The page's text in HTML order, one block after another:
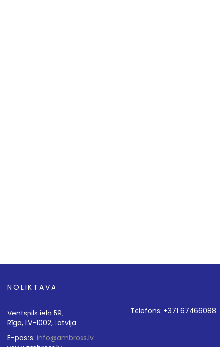
NOLIKTAVA
Ventspils iela 59,
Rīga, LV-1002, Latvija
E-pasts: info@ambross.lv
Telefons: +371 67466088